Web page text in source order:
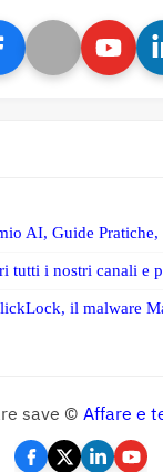
AI, Guide
tutti i nostri canali e
il malware
save © Affare e